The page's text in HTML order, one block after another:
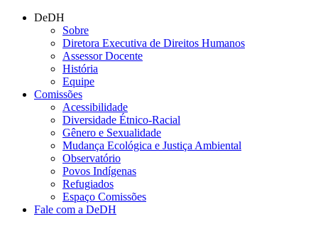
Conteúdo principal
DeDH
Sobre
Diretora Executiva de Direitos Humanos
Assessor Docente
História
Equipe
Comissões
Acessibilidade
Diversidade Étnico-Racial
Gênero e Sexualidade
Mudança Ecológica e Justiça Ambiental
Observatório
Povos Indígenas
Refugiados
Espaço Comissões
Fale com a DeDH